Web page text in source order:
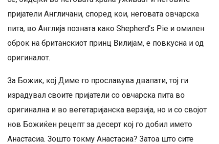
пријатели Англичани, според кои, неговата овчарска
пита, во Англија позната како Shepherd’s Pie и омилен
оброк на британскиот принц Вилијам, е повкусна и од
оригиналот.
За Божик, кој Диме го прославува двапати, тој ги
израдувал своите пријатели со овчарска пита во
оригинална и во вегетаријанска верзија, но и со својот
нов Божиќен рецепт за десерт кој го добил името
Анастасиа. Зошто токму Анастасиа? Затоа што сите